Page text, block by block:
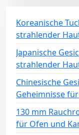
Koreanische
strahlender
Japanische
strahlender
Chinesische
Geheimnisse
130 mm
für Ofen und